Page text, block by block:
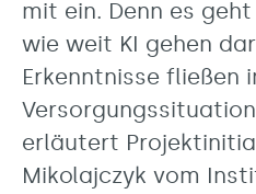
mit ein. Denn es
wie weit KI gehen
Erkenntnisse fließen
erläutert
Mikolajczyk vom